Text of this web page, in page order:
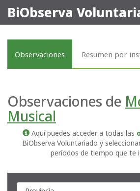
BiObserva
Observaciones Resumen por
Observaciones de
Musical
Aquí puedes acceder a todas las
BiObserva Voluntariado y
períodos de tiempo que te